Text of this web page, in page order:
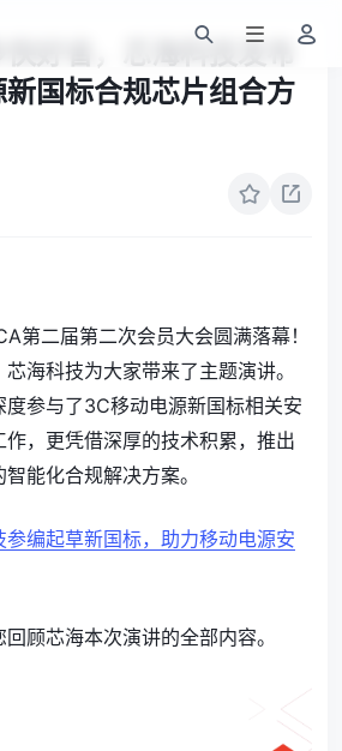
好省，芯海科技发布
新国标合规芯片组合方
第二届第二次会员大会圆满落幕！
海科技为大家带来了主题演讲。
参与了3C移动电源新国标相关安
，更凭借深厚的技术积累，推出
能化合规解决方案。
参编起草新国标，助力移动电源安
顾芯海本次演讲的全部内容。